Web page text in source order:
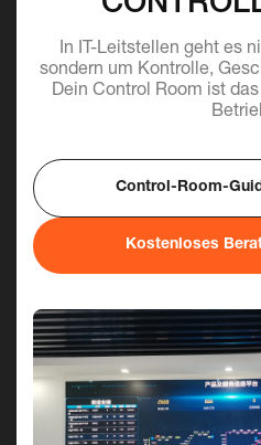
In IT-Leitstellen geht es
sondern um Kontrolle,
Dein Control Room ist
Control-Room-
Kostenloses